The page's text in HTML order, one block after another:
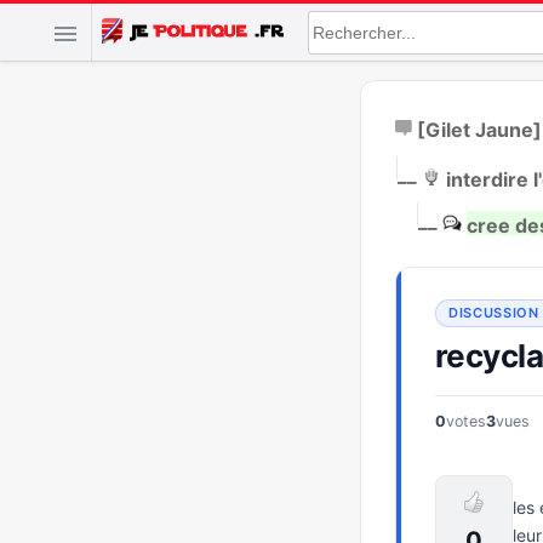
[Gilet
interdire
cree
0votes3vues
les